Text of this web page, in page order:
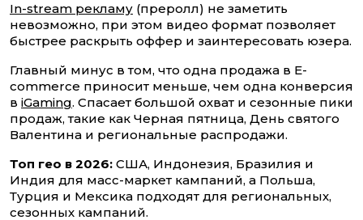
In-stream рекламу (преролл) не заметить
невозможно, при этом видео формат позволяет
быстрее раскрыть оффер и заинтересовать юзера.
Главный минус в том, что одна продажа в E-
commerce приносит меньше, чем одна конверсия
в iGaming. Спасает большой охват и сезонные пики
продаж, такие как Черная пятница, День святого
Валентина и региональные распродажи.
Топ гео в 2026: США, Индонезия, Бразилия и
Индия для масс-маркет кампаний, а Польша,
Турция и Мексика подходят для региональных,
сезонных кампаний.